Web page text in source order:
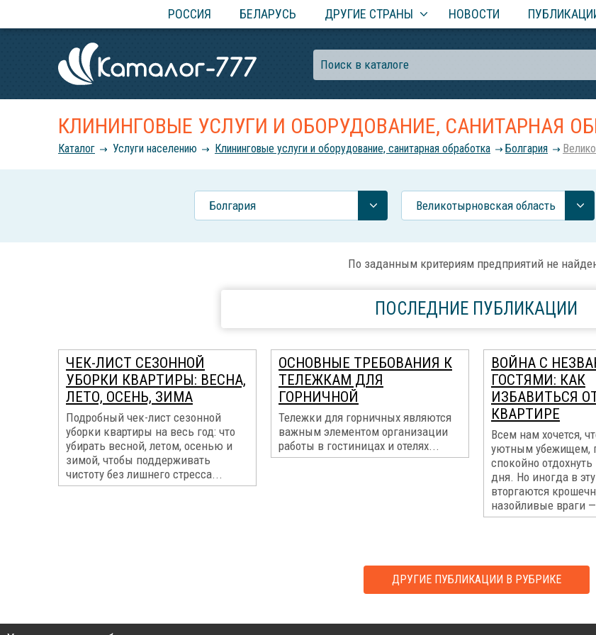
РОССИЯ БЕЛАРУСЬ ДРУГИЕ СТРАНЫ НОВОСТИ
КЛИНИНГОВЫЕ УСЛУГИ И ОБОРУДОВАНИЕ, САНИТАРНАЯ
Каталог Услуги населению Клининговые услуги и оборудование, санитарная обработка Болгария
Болгария Великотырновская область
По заданным критериям предприятий не
ПОСЛЕДНИЕ ПУБЛИКАЦИИ
ЧЕК-ЛИСТ СЕЗОННОЙ
УБОРКИ КВАРТИРЫ: ВЕСНА,
ЛЕТО, ОСЕНЬ, ЗИМА
Подробный чек-лист сезонной
уборки квартиры на весь год: что
убирать весной, летом, осенью и
зимой, чтобы поддерживать
чистоту без лишнего стресса...
ОСНОВНЫЕ ТРЕБОВАНИЯ К
ТЕЛЕЖКАМ ДЛЯ
ГОРНИЧНОЙ
Тележки для горничных являются
важным элементом организации
работы в гостиницах и отелях...
ВОЙНА С
ГОСТЯМИ: КАК
ИЗБАВИТЬСЯ
КВАРТИРЕ
Всем нам хочется,
уютным убежищем,
спокойно
дня. Но иногда в
вторгаются
назойливые враги
ДРУГИЕ ПУБЛИКАЦИИ В РУБРИКЕ